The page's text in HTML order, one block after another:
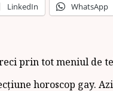
LinkedIn WhatsApp
prin tot meniul de
horoscop gay.